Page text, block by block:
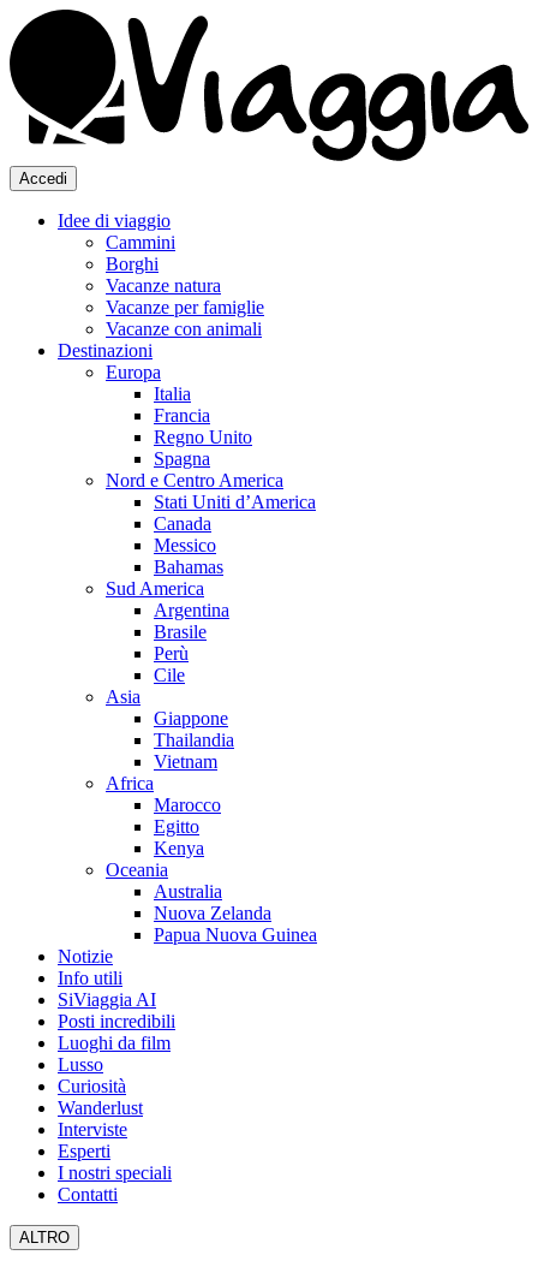
Accedi
Idee di viaggio
Cammini
Borghi
Vacanze natura
Vacanze per famiglie
Vacanze con animali
Destinazioni
Europa
Italia
Francia
Regno Unito
Spagna
Nord e Centro America
Stati Uniti d’America
Canada
Messico
Bahamas
Sud America
Argentina
Brasile
Perù
Cile
Asia
Giappone
Thailandia
Vietnam
Africa
Marocco
Egitto
Kenya
Oceania
Australia
Nuova Zelanda
Papua Nuova Guinea
Notizie
Info utili
SiViaggia AI
Posti incredibili
Luoghi da film
Lusso
Curiosità
Wanderlust
Interviste
Esperti
I nostri speciali
Contatti
ALTRO